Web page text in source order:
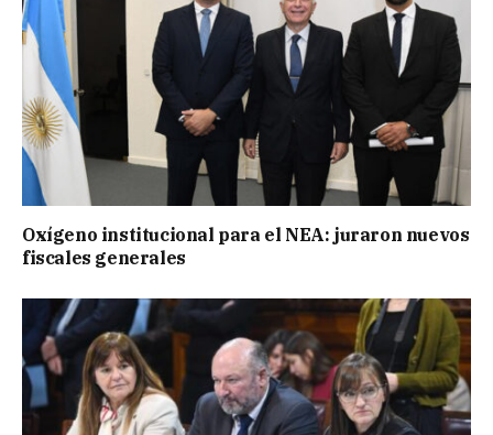
Oxígeno institucional para el NEA: juraron nuevos
fiscales generales